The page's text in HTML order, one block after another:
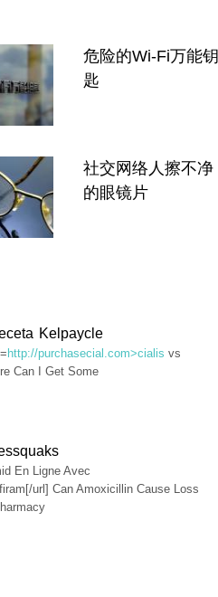
危险的Wi-Fi万能钥
匙
社交网络人擦不净
的眼镜片
Kelpaycle
http://purchasecial.com>cialis vs
Can I Get Some
En Ligne Avec
url] Can Amoxicillin Cause Loss